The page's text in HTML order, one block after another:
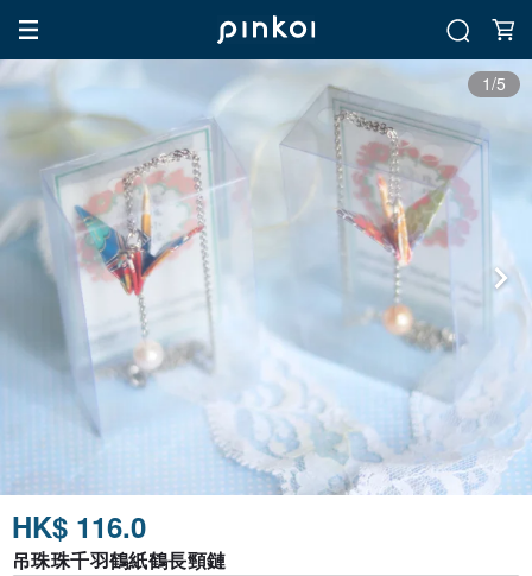
1/5
HK$ 116.0
吊珠珠千羽鶴紙鶴長頸鏈